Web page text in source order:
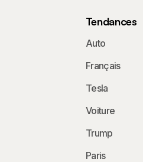
Tendances
Auto
Français
Tesla
Voiture
Trump
Paris